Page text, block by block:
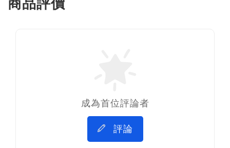
商品評價
成為首位評論者
評論